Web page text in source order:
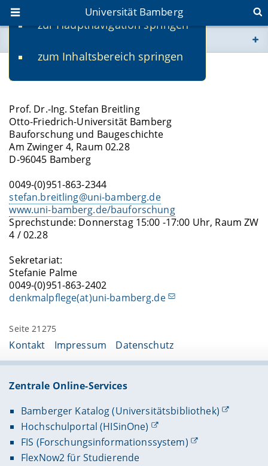
zur Hauptnavigation springen
zum Inhaltsbereich springen
Universität Bamberg
www.uni-bamberg.de
fis.uni-bamberg.de
Kontakt
Prof. Dr.-Ing. Stefan Breitling
Otto-Friedrich-Universität Bamberg
Bauforschung und Baugeschichte
Am Zwinger 4, Raum 02.28
D-96045 Bamberg
0049-(0)951-863-2344
stefan.breitling@uni-bamberg.de
www.uni-bamberg.de/bauforschung
Sprechstunde: Donnerstag 15:00 -17:00 Uhr, Raum ZW
4 / 02.28
Sekretariat:
Stefanie Palme
0049-(0)951-863-2402
denkmalpflege(at)uni-bamberg.de
Seite 21275
Kontakt Impressum Datenschutz
Zentrale Online-Services
Bamberger Katalog (Universitätsbibliothek)
Hochschulportal (HISinOne)
FIS (Forschungsinformationssystem)
FlexNow2 für Studierende